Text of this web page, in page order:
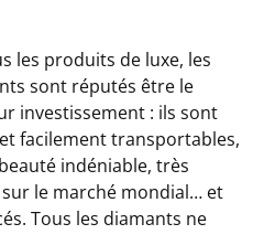
les produits de luxe, les
sont réputés être le
investissement : ils sont
facilement transportables,
indéniable, très
le marché mondial… et
Tous les diamants ne